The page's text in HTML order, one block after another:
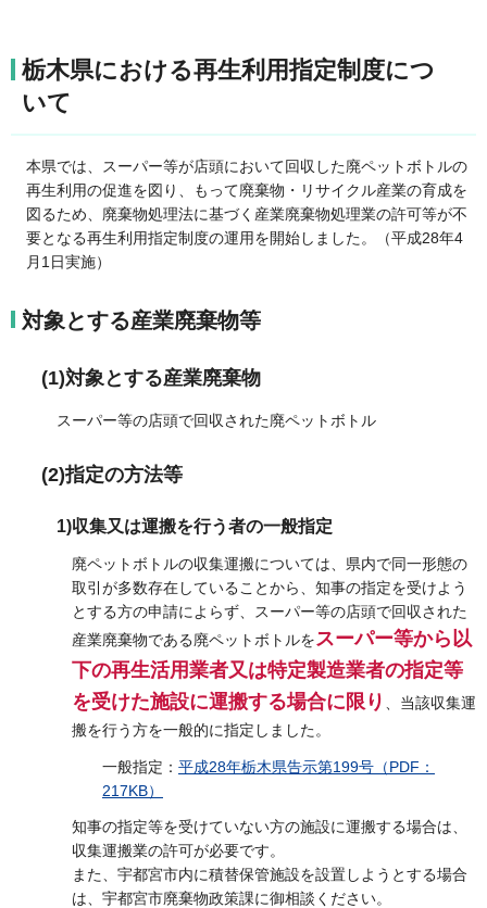
栃木県における再生利用指定制度につ
いて
本県では、スーパー等が店頭において回収した廃ペットボトルの
再生利用の促進を図り、もって廃棄物・リサイクル産業の育成を
図るため、廃棄物処理法に基づく産業廃棄物処理業の許可等が不
要となる再生利用指定制度の運用を開始しました。（平成28年4
月1日実施）
対象とする産業廃棄物等
(1)対象とする産業廃棄物
スーパー等の店頭で回収された廃ペットボトル
(2)指定の方法等
1)収集又は運搬を行う者の一般指定
廃ペットボトルの収集運搬については、県内で同一形態の
取引が多数存在していることから、知事の指定を受けよう
とする方の申請によらず、スーパー等の店頭で回収された
産業廃棄物である廃ペットボトルをスーパー等から以
下の再生活用業者又は特定製造業者の指定等
を受けた施設に運搬する場合に限り 、当該収集運
搬を行う方を一般的に指定しました。
一般指定： 平成28年栃木県告示第199号（PDF：
217KB）
知事の指定等を受けていない方の施設に運搬する場合は、
収集運搬業の許可が必要です。
また、宇都宮市内に積替保管施設を設置しようとする場合
は、宇都宮市廃棄物政策課に御相談ください。